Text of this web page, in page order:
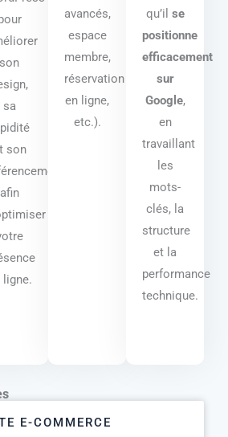
son
sa
son
afin
ligne.
avancés,
espace
membre,
réservation
en ligne,
etc.).
qu’il se
positionne
efficacement
sur
Google,
en
travaillant
les
mots-
clés, la
structure
et la
performance
technique.
E-COMMERCE